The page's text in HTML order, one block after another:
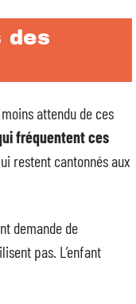
des
attendu de ces
fréquentent ces
restent cantonnés aux
demande de
pas. L’enfant